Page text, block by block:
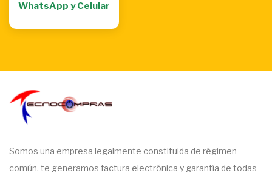
WhatsApp y Celular
Somos una empresa legalmente constituida de régimen
común, te generamos factura electrónica y garantía de todas